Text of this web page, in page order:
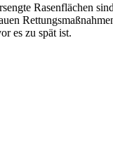
Rasenflächen
es zu spät ist.